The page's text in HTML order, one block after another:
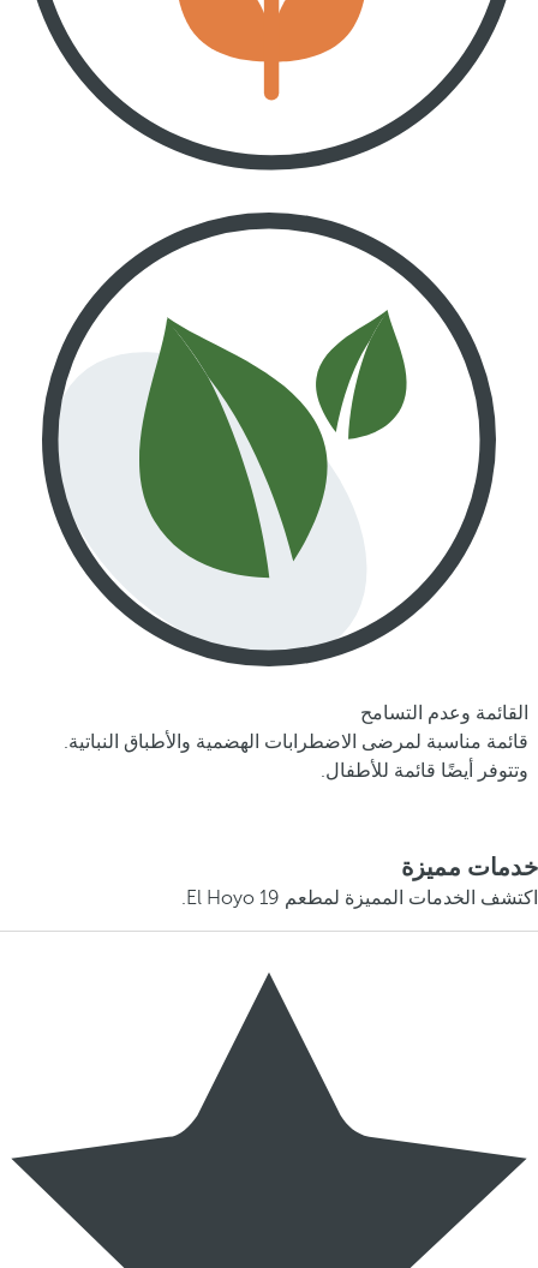
القائمة وعدم التسامح
قائمة مناسبة لمرضى الاضطرابات الهضمية والأطباق النباتية.
وتتوفر أيضًا قائمة للأطفال.
خدمات مميزة
اكتشف الخدمات المميزة لمطعم El Hoyo 19.